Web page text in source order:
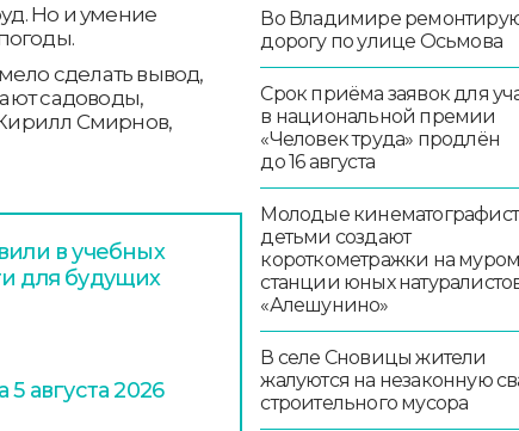
Но и умение
сделать вывод,
садоводы,
Смирнов,
в учебных
для будущих
августа 2026
Во Владимире
дорогу по улице Осьмова
Срок приёма заявок для
в национальной премии
«Человек труда» продлён
до 16 августа
Молодые
детьми создают
короткометражки на
станции юных
«Алешунино»
В селе Сновицы жители
жалуются на незаконную
строительного мусора